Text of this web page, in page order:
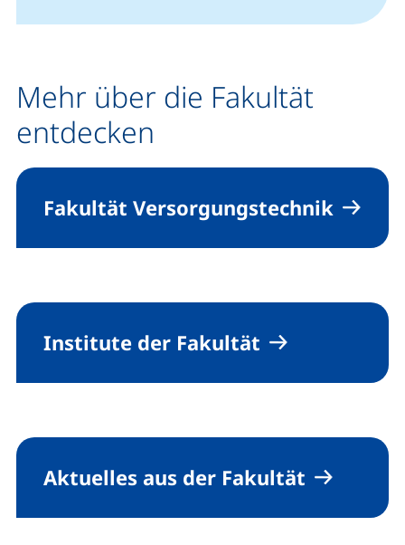
Mehr über die Fakultät
entdecken
Fakultät Versorgungstechnik
Institute der Fakultät
Aktuelles aus der Fakultät